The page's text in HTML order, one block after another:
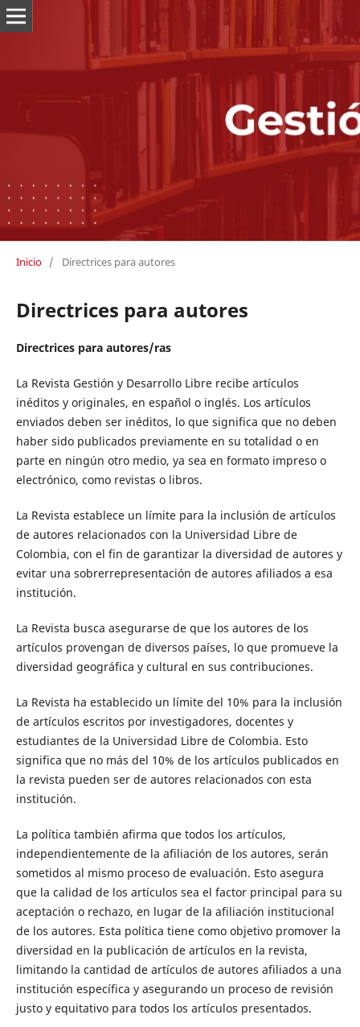
Inicio / Directrices para autores
Directrices para autores
Directrices para autores/ras
La Revista Gestión y Desarrollo Libre recibe artículos
inéditos y originales, en español o inglés. Los artículos
enviados deben ser inéditos, lo que significa que no deben
haber sido publicados previamente en su totalidad o en
parte en ningún otro medio, ya sea en formato impreso o
electrónico, como revistas o libros.
La Revista establece un límite para la inclusión de artículos
de autores relacionados con la Universidad Libre de
Colombia, con el fin de garantizar la diversidad de autores y
evitar una sobrerrepresentación de autores afiliados a esa
institución.
La Revista busca asegurarse de que los autores de los
artículos provengan de diversos países, lo que promueve la
diversidad geográfica y cultural en sus contribuciones.
La Revista ha establecido un límite del 10% para la inclusión
de artículos escritos por investigadores, docentes y
estudiantes de la Universidad Libre de Colombia. Esto
significa que no más del 10% de los artículos publicados en
la revista pueden ser de autores relacionados con esta
institución.
La política también afirma que todos los artículos,
independientemente de la afiliación de los autores, serán
sometidos al mismo proceso de evaluación. Esto asegura
que la calidad de los artículos sea el factor principal para su
aceptación o rechazo, en lugar de la afiliación institucional
de los autores. Esta política tiene como objetivo promover la
diversidad en la publicación de artículos en la revista,
limitando la cantidad de artículos de autores afiliados a una
institución específica y asegurando un proceso de revisión
justo y equitativo para todos los artículos presentados.